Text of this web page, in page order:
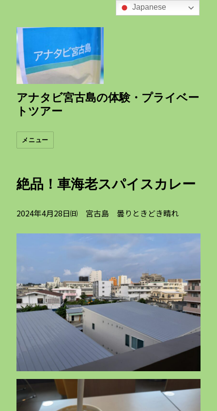
アナタビ宮古島の体験・プライベー
トツアー
メニュー
絶品！車海老スパイスカレー
2024年4月28日㈰ 宮古島 曇りときどき晴れ
Japanese